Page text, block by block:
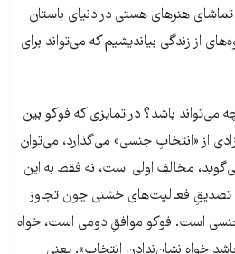
هنرهای هستی در دنیای باستان
از زندگی بیاندیشیم که می‌تواند برای
باشد؟ در تمایزی که فوکو بین
از «انتخابِ جنسی» می‌گذارد، می‌توان
مخالفِ اولی است، نه فقط به این
تصدیقِ فعالیت‌های خشنی چون تجاوز
است. فوکو موافقِ دومی است، خواه
خواه نشان‌ندادنِ انتخاب». یعنی